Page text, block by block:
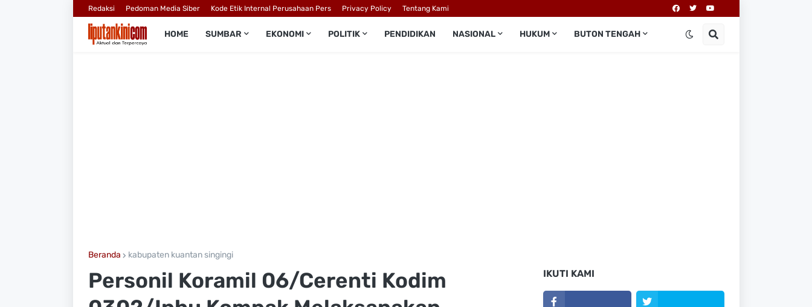
Redaksi Pedoman Media Siber Kode Etik Internal Perusahaan Pers Privacy Policy Tentang Kami
HOME SUMBAR EKONOMI POLITIK PENDIDIKAN NASIONAL HUKUM BUTON TENGAH
Beranda kabupaten kuantan singingi
Personil Koramil 06/Cerenti Kodim
IKUTI KAMI